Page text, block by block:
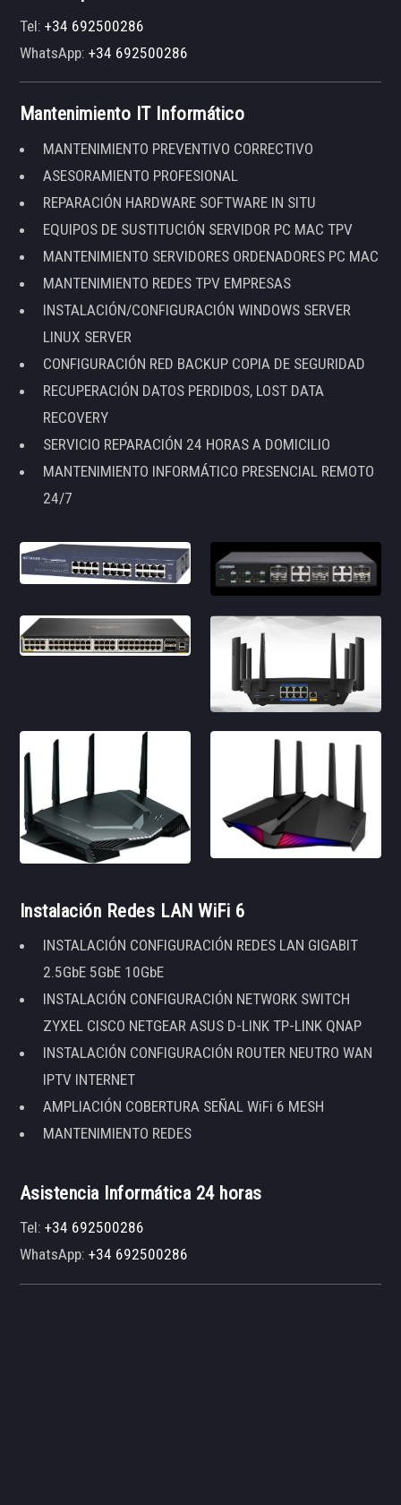
Tel:+34 692500286
WhatsApp:+34 692500286
Mantenimiento IT Informático
MANTENIMIENTO PREVENTIVO CORRECTIVO
ASESORAMIENTO PROFESIONAL
REPARACIÓN HARDWARE SOFTWARE IN SITU
EQUIPOS DE SUSTITUCIÓN SERVIDOR PC MAC TPV
MANTENIMIENTO SERVIDORES ORDENADORES PC MAC
MANTENIMIENTO REDES TPV EMPRESAS
INSTALACIÓN/CONFIGURACIÓN WINDOWS SERVER
LINUX SERVER
CONFIGURACIÓN RED BACKUP COPIA DE SEGURIDAD
RECUPERACIÓN DATOS PERDIDOS, LOST DATA
RECOVERY
SERVICIO REPARACIÓN 24 HORAS A DOMICILIO
MANTENIMIENTO INFORMÁTICO PRESENCIAL REMOTO
24/7
Instalación Redes LAN WiFi 6
INSTALACIÓN CONFIGURACIÓN REDES LAN GIGABIT
2.5GbE 5GbE 10GbE
INSTALACIÓN CONFIGURACIÓN NETWORK SWITCH
ZYXEL CISCO NETGEAR ASUS D-LINK TP-LINK QNAP
INSTALACIÓN CONFIGURACIÓN ROUTER NEUTRO WAN
IPTV INTERNET
AMPLIACIÓN COBERTURA SEÑAL WiFi 6 MESH
MANTENIMIENTO REDES
Asistencia Informática 24 horas
Tel:+34 692500286
WhatsApp:+34 692500286